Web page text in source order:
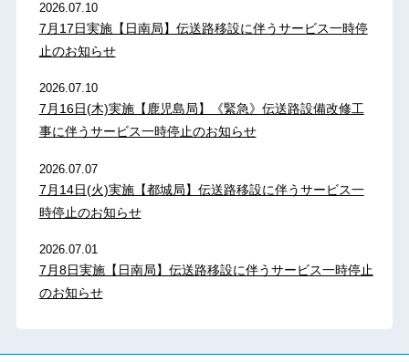
2026.07.10
7月17日実施【日南局】伝送路移設に伴うサービス一時停
止のお知らせ
2026.07.10
7月16日(木)実施【鹿児島局】《緊急》伝送路設備改修工
事に伴うサービス一時停止のお知らせ
2026.07.07
7月14日(火)実施【都城局】伝送路移設に伴うサービス一
時停止のお知らせ
2026.07.01
7月8日実施【日南局】伝送路移設に伴うサービス一時停止
のお知らせ